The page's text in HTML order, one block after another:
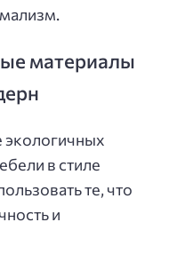
материалы
экологичных
в стиле
те, что
и